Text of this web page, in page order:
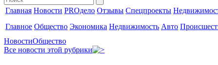
Главная Новости PROдело Отзывы Спецпроекты
Главное Общество Экономика Недвижимость Авто
НовостиОбщество
Все новости этой рубрики